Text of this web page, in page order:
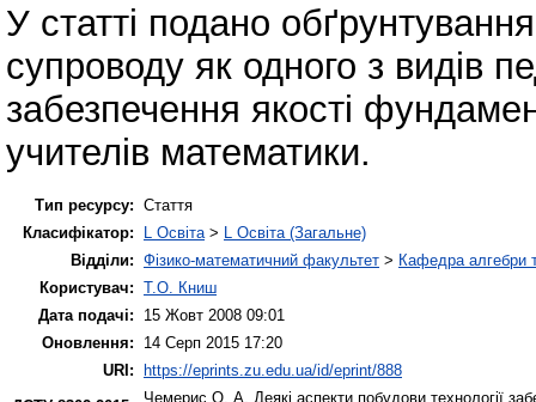
У статті подано
супроводу як одного з видів
забезпечення якості
учителів математики.
Тип ресурсу: Стаття
Класифікатор:
L Освіта > L Освіта (Загальне)
Відділи: Фізико-математичний факультет > Кафедра алгебри
Користувач: Т.О. Книш
Дата подачі:
15 Жовт 2008 09:01
Оновлення:
14 Серп 2015 17:20
URI: https://eprints.zu.edu.ua/id/eprint/888
Чемерис О. А. Деякі аспекти побудови технології